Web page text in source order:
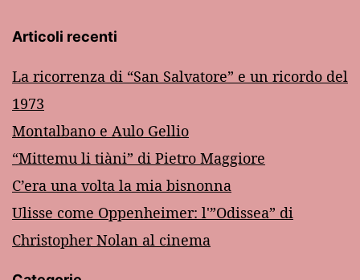
Articoli recenti
La ricorrenza di “San Salvatore” e un ricordo del
1973
Montalbano e Aulo Gellio
“Mittemu li tiàni” di Pietro Maggiore
C’era una volta la mia bisnonna
Ulisse come Oppenheimer: l'”Odissea” di
Christopher Nolan al cinema